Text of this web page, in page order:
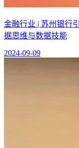
金融行业 | 苏州银行
据思维与数据技能
2024-09-09